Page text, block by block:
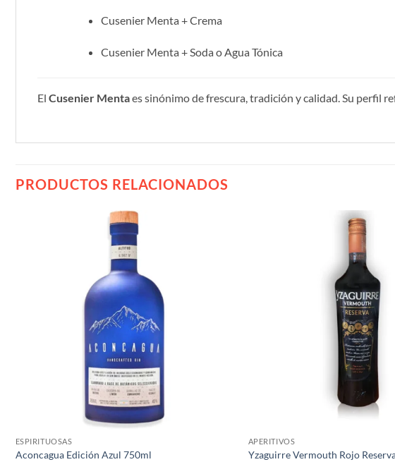
Cusenier Menta + Crema
Cusenier Menta + Soda o Agua Tónica
El Cusenier Mentaes sinónimo de frescura, tradición y calidad. Su perfil
PRODUCTOS RELACIONADOS
ESPIRITUOSAS
Aconcagua Edición Azul 750ml
APERITIVOS
Yzaguirre Vermouth Rojo